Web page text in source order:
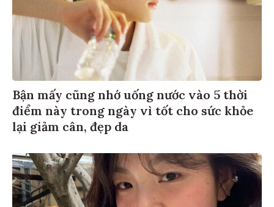
Bận mấy cũng nhớ uống nước vào 5 thời
điểm này trong ngày vì tốt cho sức khỏe
lại giảm cân, đẹp da